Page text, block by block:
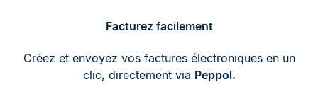
Facturez facilement
Créez et envoyez vos factures électroniques en un
clic, directement via Peppol.